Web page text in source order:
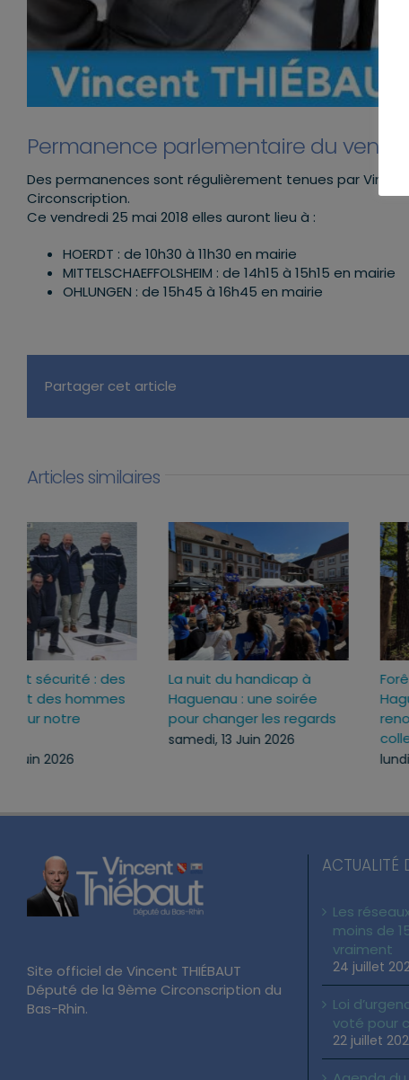
Permanence parlementaire du
Des permanences sont régulièrement tenues par
Circonscription.
Ce vendredi 25 mai 2018 elles auront lieu à :
HOERDT : de 10h30 à 11h30 en mairie
MITTELSCHAEFFOLSHEIM : de 14h15 à 15h15 en mairie
OHLUNGEN : de 15h45 à 16h45 en mairie
Partager cet article
Articles similaires
Inauguration du nouveau
lieu de vie de Schirrhein
lundi, 29 Juin 2026
Défense et sécurité : des
femmes et des hommes
engagés sur notre
territoire
Site officiel de Vincent THIÉBAUT
Député de la 9ème Circonscription du
Bas-Rhin.
ACTUALITÉ
Les
moins de
vraiment
24 juillet
Loi
voté pour
22 juillet